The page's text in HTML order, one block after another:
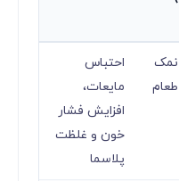
نمک
طعام
احتباس
مایعات،
افزایش فشار
خون و غلظت
پلاسما